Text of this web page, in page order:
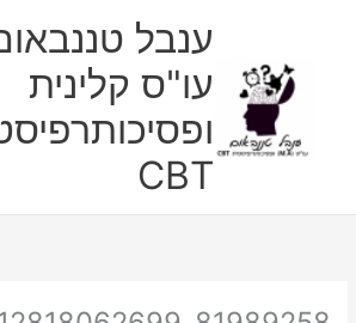
ענבל
עו"ס קלינית
CBT